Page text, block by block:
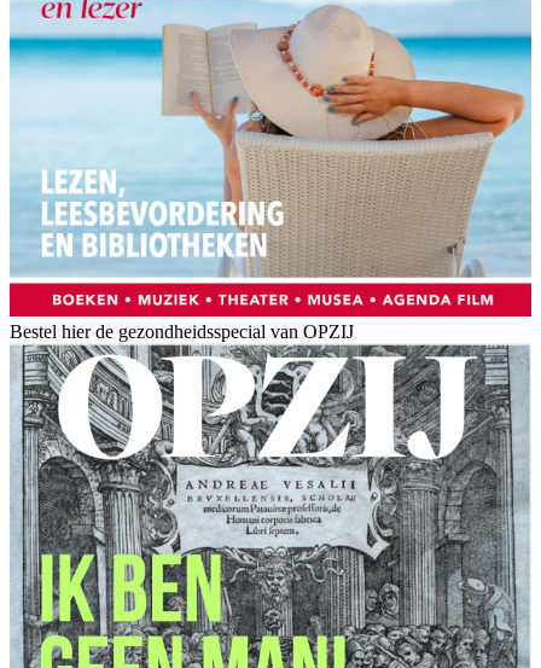
Bestel hier de gezondheidsspecial van OPZIJ